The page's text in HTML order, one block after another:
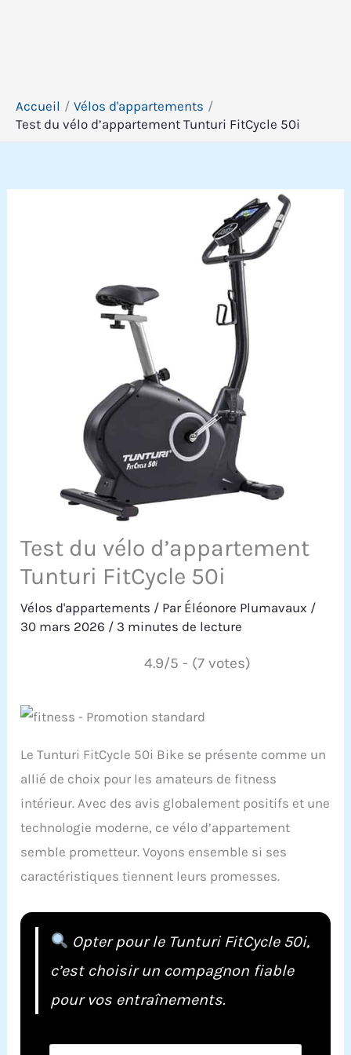
Accueil
Vélos d'appartements
Test du vélo d’appartement Tunturi FitCycle 50i
Test du vélo d’appartement
Tunturi FitCycle 50i
Vélos d'appartements / Par Éléonore Plumavaux /
30 mars 2026 / 3 minutes de lecture
4.9/5 - (7 votes)
Le Tunturi FitCycle 50i Bike se présente comme un
allié de choix pour les amateurs de fitness
intérieur. Avec des avis globalement positifs et une
technologie moderne, ce vélo d’appartement
semble prometteur. Voyons ensemble si ses
caractéristiques tiennent leurs promesses.
Opter pour le Tunturi FitCycle 50i,
c’est choisir un compagnon fiable
pour vos entraînements.